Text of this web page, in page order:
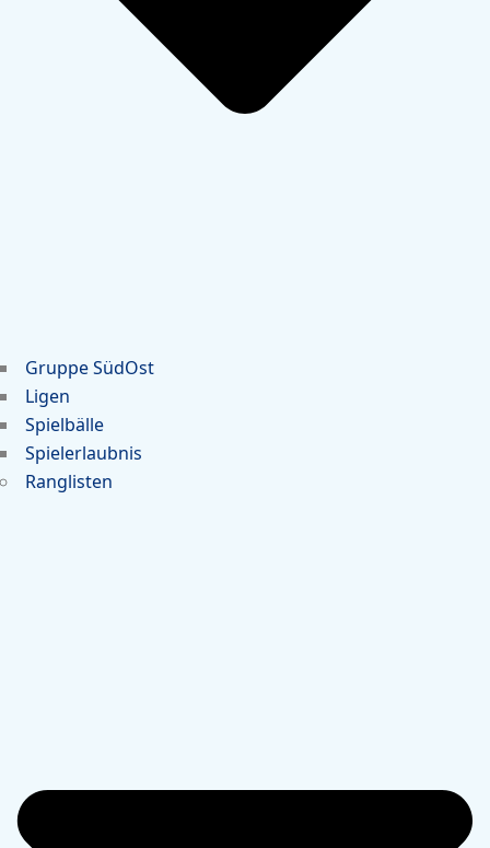
Gruppe SüdOst
Ligen
Spielbälle
Spielerlaubnis
Ranglisten